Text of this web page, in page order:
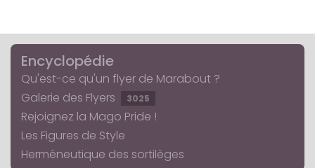
Encyclopédie
Qu'est-ce qu'un flyer de Marabout ?
Galerie des Flyers
3025
Rejoignez la Mago Pride !
Les Figures de Style
Herméneutique des sortilèges